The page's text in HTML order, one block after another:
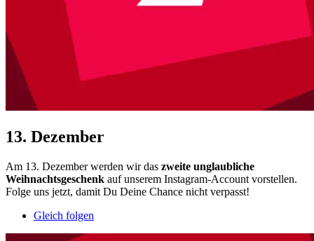
13. Dezember
Am 13. Dezember werden wir das zweite unglaubliche
Weihnachtsgeschenk auf unserem Instagram-Account vorstellen.
Folge uns jetzt, damit Du Deine Chance nicht verpasst!
Gleich folgen